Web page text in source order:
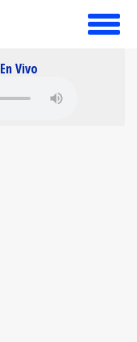
toggle
En Vivo